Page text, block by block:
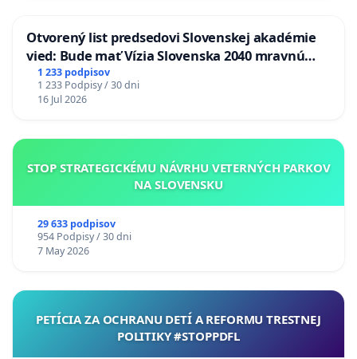
Otvorený list predsedovi Slovenskej akadémie
vied: Bude mať Vízia Slovenska 2040 mravnú
chrbticu?
1 233 podpisov
1 233 Podpisy / 30 dni
16 Jul 2026
STOP STRATEGICKÉMU NÁVRHU VETERNÝCH PARKOV
NA SLOVENSKU
29 633 podpisov
954 Podpisy / 30 dni
7 May 2026
PETÍCIA ZA OCHRANU DETÍ A REFORMU TRESTNEJ
POLITIKY #STOPPDFL